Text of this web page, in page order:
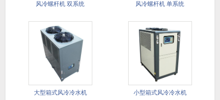
风冷螺杆机 双系统 风冷螺杆机 单系统
大型箱式风冷冷水机​ 小型箱式风冷冷水机